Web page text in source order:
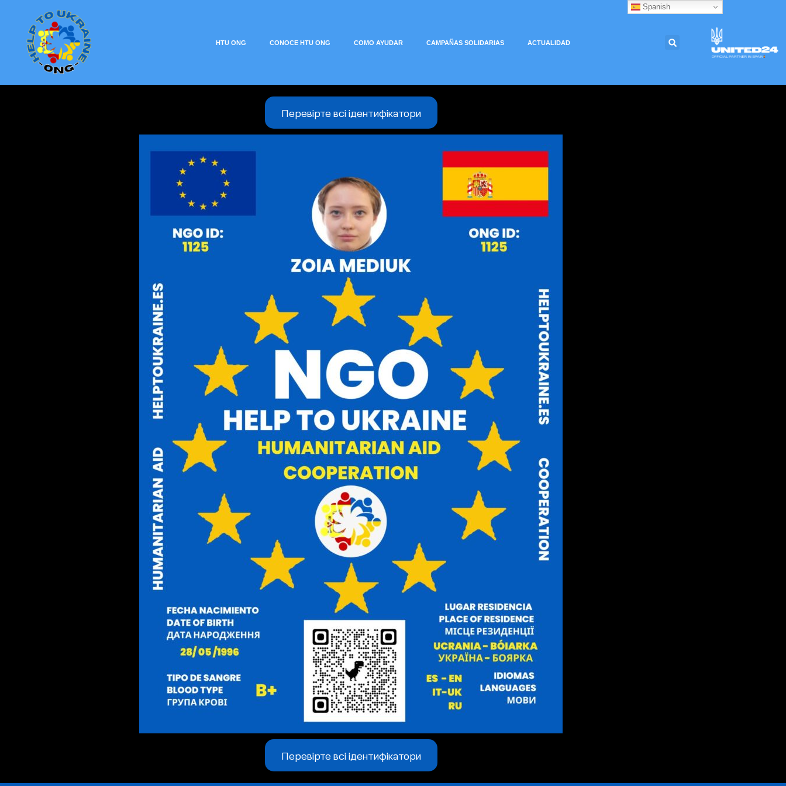
HTU ONG CONOCE HTU ONG COMO AYUDAR CAMPAÑAS SOLIDARIAS ACTUALIDAD
Перевірте всі ідентифікатори
Перевірте всі ідентифікатори
Spanish